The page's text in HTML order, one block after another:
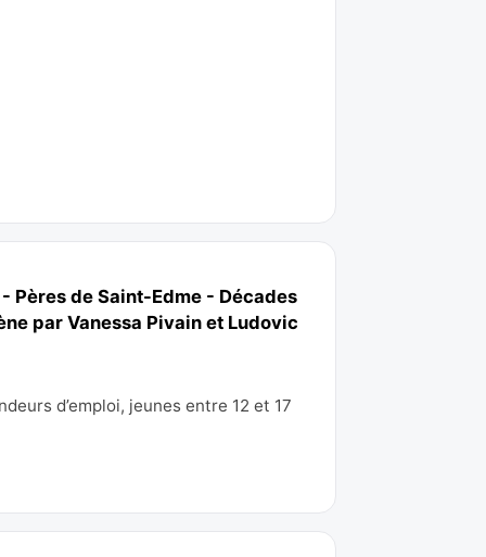
Pères de Saint-Edme - Décades
par Vanessa Pivain et Ludovic
d’emploi, jeunes entre 12 et 17